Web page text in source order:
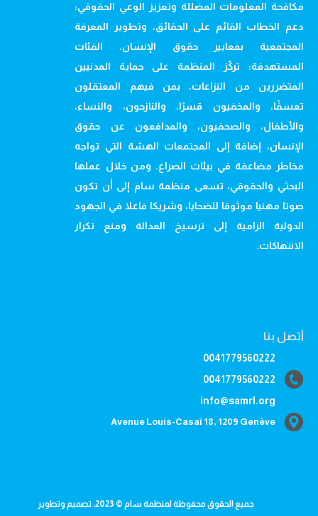
مكافحة المعلومات المضللة وتعزيز الوعي الحقوقي:
دعم الخطاب القائم على الحقائق، وتطوير المعرفة
المجتمعية بمعايير حقوق الإنسان. الفئات
المستهدفة: تركّز المنظمة على حماية المدنيين
المتضررين من النزاعات، بمن فيهم المعتقلون
تعسفًا، والمخفيون قسرًا، والنازحون، والنساء،
والأطفال، والصحفيون، والمدافعون عن حقوق
الإنسان، إضافة إلى المجتمعات الهشة التي تواجه
مخاطر مضاعفة في بيئات الصراع. ومن خلال عملها
البحثي والحقوقي، تسعى منظمة سام إلى أن تكون
صوتا مهنيا موثوقا للضحايا، وشريكا فاعلا في الجهود
الدولية الرامية إلى ترسيخ العدالة ومنع تكرار
الانتهاكات.
أتصل بنا
0041779560222
0041779560222
info@samrl.org
Avenue Louis-Casaï 18, 1209 Genève
جميع الحقوق محفوظة لمنظمة سام © 2023، تصميم وتطوير